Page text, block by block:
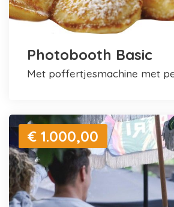
Photobooth Basic
met poffertjesmachine met
€ 1.000,00